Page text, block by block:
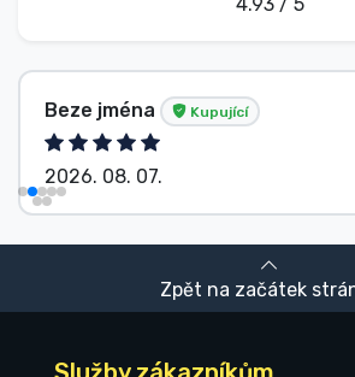
Beze jména Kupující
2026. 08. 07.
Zpět na začátek